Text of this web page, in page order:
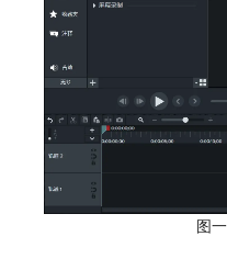
图